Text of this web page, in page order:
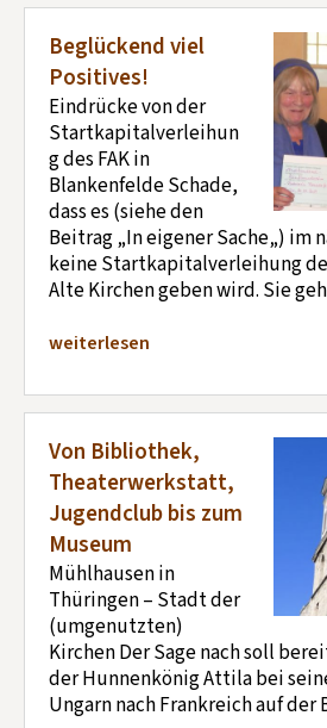
Beglückend viel
Positives!
Eindrücke von der
Startkapitalverleihun
g des FAK in
Blankenfelde Schade,
dass es (siehe den
Beitrag „In eigener Sache„) im
keine Startkapitalverleihung
Alte Kirchen geben wird. Sie
weiterlesen
Von Bibliothek,
Theaterwerkstatt,
Jugendclub bis zum
Museum
Mühlhausen in
Thüringen – Stadt der
(umgenutzten)
Kirchen Der Sage nach soll
der Hunnenkönig Attila bei
Ungarn nach Frankreich auf